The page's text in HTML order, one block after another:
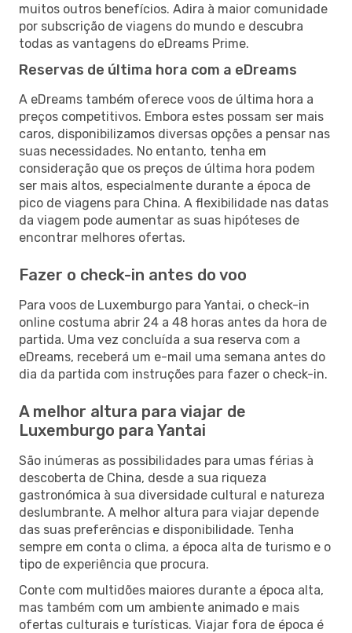
muitos outros benefícios. Adira à maior comunidade
por subscrição de viagens do mundo e descubra
todas as vantagens do eDreams Prime.
Reservas de última hora com a eDreams
A eDreams também oferece voos de última hora a
preços competitivos. Embora estes possam ser mais
caros, disponibilizamos diversas opções a pensar nas
suas necessidades. No entanto, tenha em
consideração que os preços de última hora podem
ser mais altos, especialmente durante a época de
pico de viagens para China. A flexibilidade nas datas
da viagem pode aumentar as suas hipóteses de
encontrar melhores ofertas.
Fazer o check-in antes do voo
Para voos de Luxemburgo para Yantai, o check-in
online costuma abrir 24 a 48 horas antes da hora de
partida. Uma vez concluída a sua reserva com a
eDreams, receberá um e-mail uma semana antes do
dia da partida com instruções para fazer o check-in.
A melhor altura para viajar de
Luxemburgo para Yantai
São inúmeras as possibilidades para umas férias à
descoberta de China, desde a sua riqueza
gastronómica à sua diversidade cultural e natureza
deslumbrante. A melhor altura para viajar depende
das suas preferências e disponibilidade. Tenha
sempre em conta o clima, a época alta de turismo e o
tipo de experiência que procura.
Conte com multidões maiores durante a época alta,
mas também com um ambiente animado e mais
ofertas culturais e turísticas. Viajar fora de época é